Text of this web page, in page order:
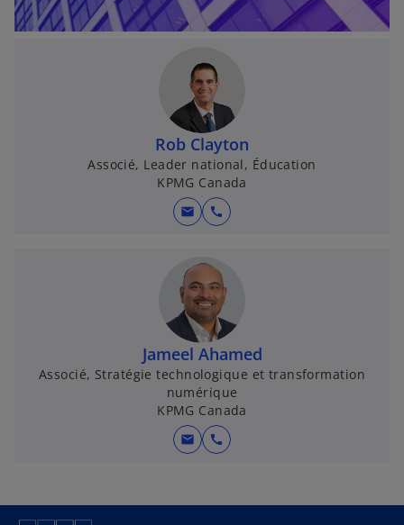
l
e
Rob Clayton
Associé, Leader national, Éducation
KPMG Canada
mail call
Jameel Ahamed
Associé, Stratégie technologique et transformation
numérique
KPMG Canada
mail call